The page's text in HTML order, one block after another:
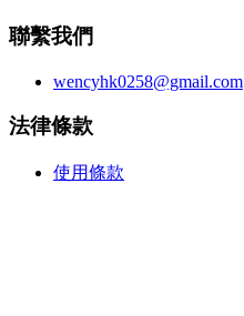
聯繫我們
wencyhk0258@gmail.com
法律條款
使用條款